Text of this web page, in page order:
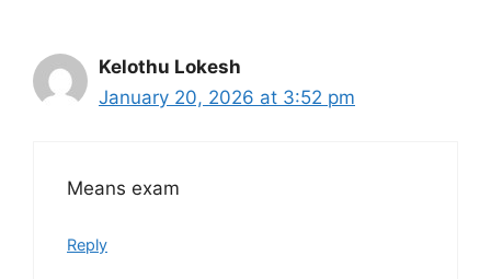
Kelothu Lokesh
January 20, 2026 at 3:52 pm
Means exam
Reply